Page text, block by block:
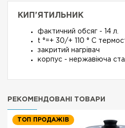
КИП'ЯТИЛЬНИК
фактичний обсяг - 14 л.
t °=+ 30/+ 110 ° C
закритий нагрівач
корпус - нержавіюча
РЕКОМЕНДОВАНІ ТОВАРИ
ТОП ПРОДАЖІВ